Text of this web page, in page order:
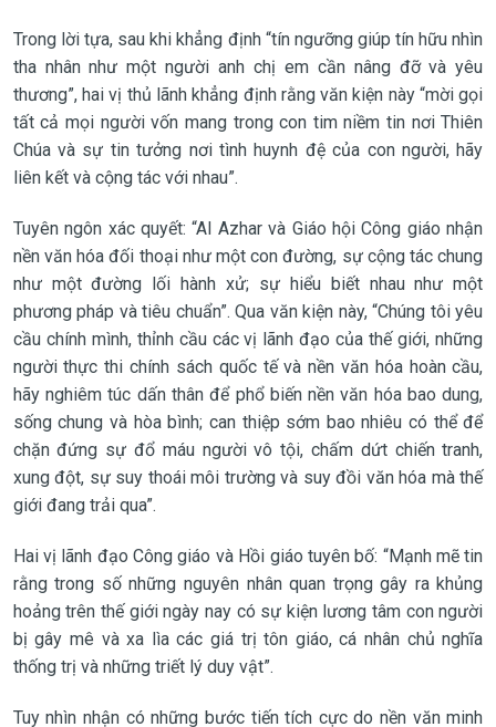
Trong lời tựa, sau khi khẳng định “tín ngưỡng giúp tín hữu nhìn
tha nhân như một người anh chị em cần nâng đỡ và yêu
thương”, hai vị thủ lãnh khẳng định rằng văn kiện này “mời gọi
tất cả mọi người vốn mang trong con tim niềm tin nơi Thiên
Chúa và sự tin tưởng nơi tình huynh đệ của con người, hãy
liên kết và cộng tác với nhau”.
Tuyên ngôn xác quyết: “Al Azhar và Giáo hội Công giáo nhận
nền văn hóa đối thoại như một con đường, sự cộng tác chung
như một đường lối hành xử; sự hiểu biết nhau như một
phương pháp và tiêu chuẩn”. Qua văn kiện này, “Chúng tôi yêu
cầu chính mình, thỉnh cầu các vị lãnh đạo của thế giới, những
người thực thi chính sách quốc tế và nền văn hóa hoàn cầu,
hãy nghiêm túc dấn thân để phổ biến nền văn hóa bao dung,
sống chung và hòa bình; can thiệp sớm bao nhiêu có thể để
chặn đứng sự đổ máu người vô tội, chấm dứt chiến tranh,
xung đột, sự suy thoái môi trường và suy đồi văn hóa mà thế
giới đang trải qua”.
Hai vị lãnh đạo Công giáo và Hồi giáo tuyên bố: “Mạnh mẽ tin
rằng trong số những nguyên nhân quan trọng gây ra khủng
hoảng trên thế giới ngày nay có sự kiện lương tâm con người
bị gây mê và xa lìa các giá trị tôn giáo, cá nhân chủ nghĩa
thống trị và những triết lý duy vật”.
Tuy nhìn nhận có những bước tiến tích cực do nền văn minh